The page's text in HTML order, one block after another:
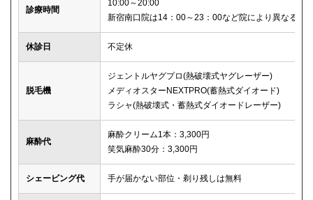
診療時間
10:00～20:00
新宿南口院は14：00～23：00など院により異なる
休診日 不定休
脱毛機
ジェントルヤグプロ(熱破壊式ヤグレーザー)
メディオスターNEXTPRO(蓄熱式ダイオード)
ラシャ(熱破壊式・蓄熱式ダイオードレーザー)
麻酔代
麻酔クリーム1本：3,300円
笑気麻酔30分：3,300円
シェービング代 手が届かない部位・剃り残しは無料